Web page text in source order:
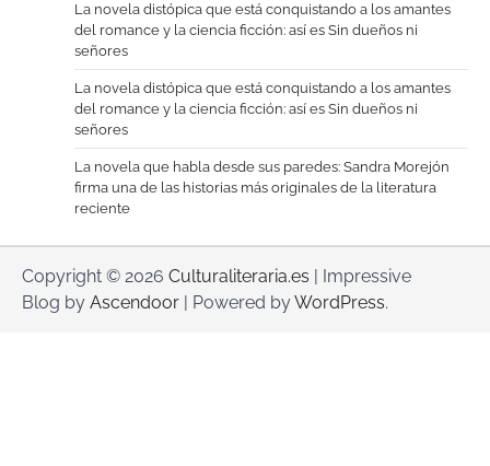
La novela distópica que está conquistando a los amantes
del romance y la ciencia ficción: así es Sin dueños ni
señores
La novela distópica que está conquistando a los amantes
del romance y la ciencia ficción: así es Sin dueños ni
señores
La novela que habla desde sus paredes: Sandra Morejón
firma una de las historias más originales de la literatura
reciente
Copyright © 2026 Culturaliteraria.es | Impressive
Blog by Ascendoor | Powered byWordPress.